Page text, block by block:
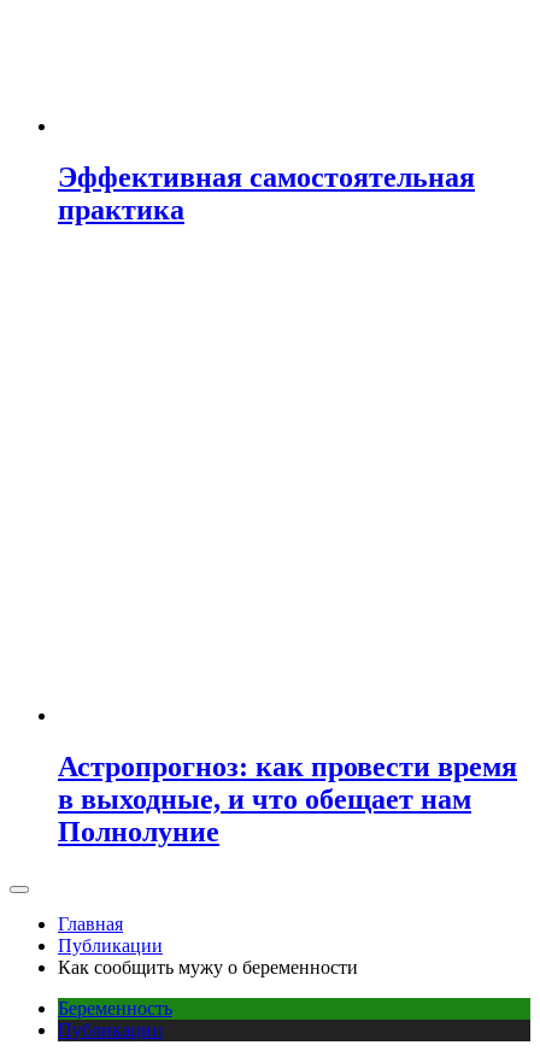
Эффективная самостоятельная
практика
Астропрогноз: как провести время
в выходные, и что обещает нам
Полнолуние
Главная
Публикации
Как сообщить мужу о беременности
Беременность
Публикации